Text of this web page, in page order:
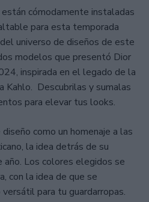
cómodamente instaladas
para esta temporada
universo de diseños de este
modelos que presentó Dior
inspirada en el legado de la
Kahlo. Descubrilas y sumalas
para elevar tus looks.
como un homenaje a las
la idea detrás de su
Los colores elegidos se
con la idea de que se
para tu guardarropas.